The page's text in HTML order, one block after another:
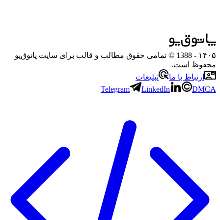
۱۴۰۵
- 1388 © تمامی حقوق مطالب و قالب برای سایت پاتوق‌یو
محفوظ است.
ارتباط با ما
تبلیغات
Telegram
LinkedIn DMCA